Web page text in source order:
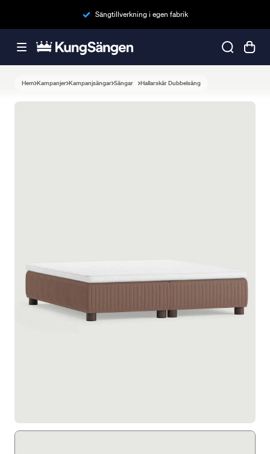
Sängtillverkning i egen fabrik
Hem Kampanjer Kampanjsängar Sängar Hallarskär Dubbelsäng